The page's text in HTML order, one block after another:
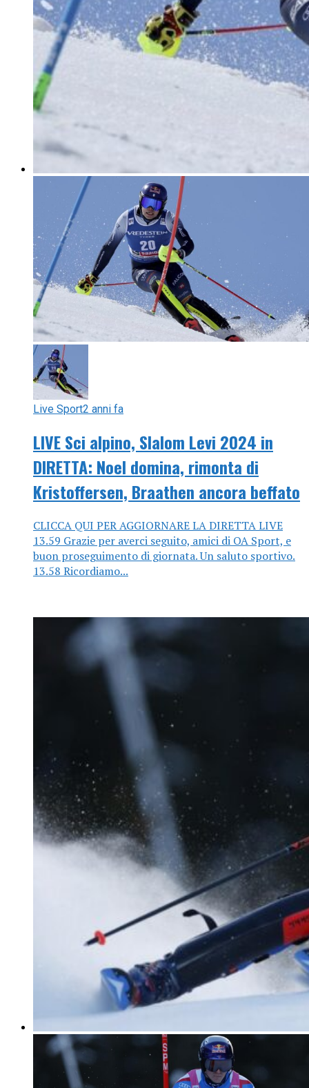
Live Sport2 anni fa
LIVE Sci alpino, Slalom Levi 2024 in
DIRETTA: Noel domina, rimonta di
Kristoffersen, Braathen ancora beffato
CLICCA QUI PER AGGIORNARE LA DIRETTA LIVE
13.59 Grazie per averci seguito, amici di OA Sport, e
buon proseguimento di giornata. Un saluto sportivo.
13.58 Ricordiamo...